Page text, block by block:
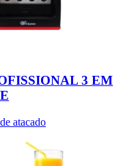
3 EM
atacado